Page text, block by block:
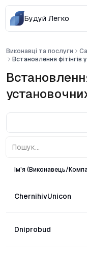
Будуй Легко
Виконавці та послуги
Встановлення фітінгів
Ім'я (Виконавець/
ChernihivUnicon
Dniprobud